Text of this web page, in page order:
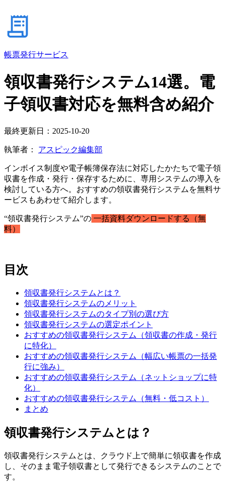
帳票発行サービス
領収書発行システム14選。電
子領収書対応を無料含め紹介
最終更新日：2025-10-20
執筆者： アスピック編集部
インボイス制度や電子帳簿保存法に対応したかたちで電子領
収書を作成・発行・保存するために、専用システムの導入を
検討している方へ。おすすめの領収書発行システムを無料サ
ービスもあわせて紹介します。
“領収書発行システム”の 一括資料ダウンロードする（無
料）
目次
領収書発行システムとは？
領収書発行システムのメリット
領収書発行システムのタイプ別の選び方
領収書発行システムの選定ポイント
おすすめの領収書発行システム（領収書の作成・発行
に特化）
おすすめの領収書発行システム（幅広い帳票の一括発
行に強み）
おすすめの領収書発行システム（ネットショップに特
化）
おすすめの領収書発行システム（無料・低コスト）
まとめ
領収書発行システムとは？
領収書発行システムとは、クラウド上で簡単に領収書を作成
し、そのまま電子領収書として発行できるシステムのことで
す。